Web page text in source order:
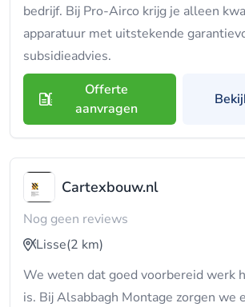
bedrijf. Bij Pro-Airco krijg je alleen
apparatuur met uitstekende
subsidieadvies.
Offerte
aanvragen
Cartexbouw.nl
Nog geen reviews
Lisse(2 km)
We weten dat goed voorbereid werk
is. Bij Alsabbagh Montage zorgen we